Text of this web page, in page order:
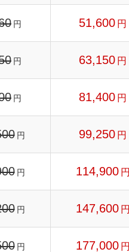
円 51,600 円
円 63,150 円
円 81,400 円
円 99,250 円
円 114,900 円
円 147,600 円
円 177,000 円